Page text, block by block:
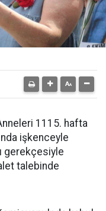
1115. hafta
işkenceyle
gerekçesiyle
talebinde